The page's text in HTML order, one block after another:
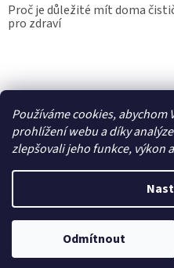
Používáme cookies,
prohlížení webu a díky
zlepšovali jeho funkce, výkon
Odmítnout
Proč je důležité mít doma
pro zdraví
Copyright 2026Epřístroje.cz.